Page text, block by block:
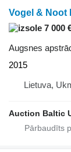
Vogel & Noot
7 000
Augsnes
2015
Lietuva,
Auction Baltic